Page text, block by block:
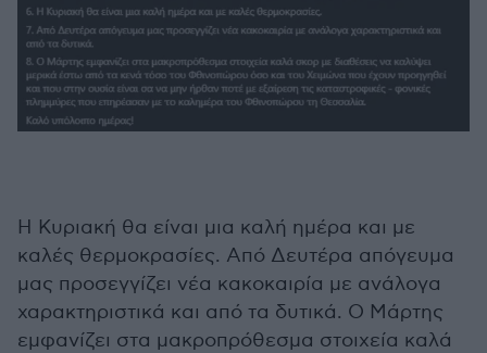
Η Κυριακή θα είναι μια καλή ημέρα και με
καλές θερμοκρασίες. Από Δευτέρα απόγευμα
μας προσεγγίζει νέα κακοκαιρία με ανάλογα
χαρακτηριστικά και από τα δυτικά. Ο Μάρτης
εμφανίζει στα μακροπρόθεσμα στοιχεία καλά